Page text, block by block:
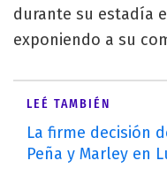
durante su estadía
exponiendo a su
LEÉ TAMBIÉN
La firme decisión
Peña y Marley en